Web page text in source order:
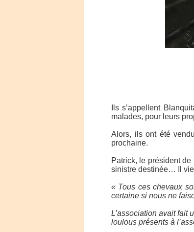
Ils s’appellent
malades, pour leurs
Alors, ils ont été
prochaine.
Patrick, le président
sinistre destinée… Il
« Tous ces chevaux
certaine si nous ne
L’association avait fait
loulous présents à